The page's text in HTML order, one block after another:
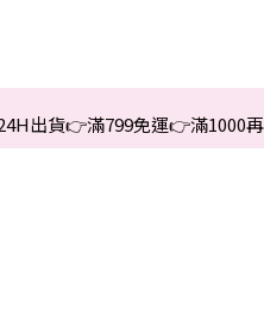
出貨👉滿799免運👉滿1000